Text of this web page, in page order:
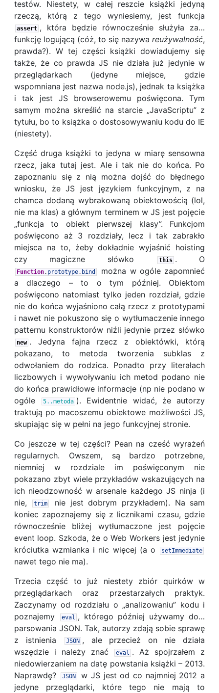
testów. Niestety, w całej reszcie książki jedyną
rzeczą, którą z tego wyniesiemy, jest funkcja
assert , która będzie równocześnie służyła za…
funkcję logującą (cóż, to się nazywareużywalność,
prawda?). W tej części książki dowiadujemy się
także, że co prawda JS nie działa już jedynie w
przeglądarkach (jedyne miejsce, gdzie
wspomniana jest nazwa node.js), jednak ta książka
i tak jest JS browserowemu poświęcona. Tym
samym można skreślić na starcie „JavaScriptu” z
tytułu, bo to książka o dostosowywaniu kodu do IE
(niestety).
Część druga książki to jedyna w miarę sensowna
rzecz, jaka tutaj jest. Ale i tak nie do końca. Po
zapoznaniu się z nią można dojść do błędnego
wniosku, że JS jest językiem funkcyjnym, z na
chamca dodaną wybrakowaną obiektowością (lol,
nie ma klas) a głównym terminem w JS jest pojęcie
„funkcja to obiekt pierwszej klasy”. Funkcjom
poświęcono aż 3 rozdziały, lecz i tak zabrakło
miejsca na to, żeby dokładnie wyjaśnić hoisting
czy magiczne słówko
this . O
Function. prototype. bind
można w ogóle zapomnieć
a dlaczego – to o tym później. Obiektom
poświęcono natomiast tylko jeden rozdział, gdzie
nie do końca wyjaśniono całą rzecz z prototypami
i nawet nie pokuszono się o wytłumaczenie innego
patternu konstruktorów niźli jedynie przez słówko
new . Jedyna fajna rzecz z obiektówki, którą
pokazano, to metoda tworzenia subklas z
odwołaniem do rodzica. Ponadto przy literałach
liczbowych i wywoływaniu ich metod podano nie
do końca prawidłowe informacje (np nie podano w
ogóle
5..metoda ). Ewidentnie widać, że autorzy
traktują po macoszemu obiektowe możliwości JS,
skupiając się w pełni na jego funkcyjnej stronie.
Co jeszcze w tej części? Pean na cześć wyrażeń
regularnych. Owszem, są bardzo potrzebne,
niemniej w rozdziale im poświęconym nie
pokazano zbyt wiele przykładów wskazujących na
ich nieodzowność w arsenale każdego JS ninja (i
nie,
trim
nie jest dobrym przykładem). Na sam
koniec zapoznajemy się z licznikami czasu, gdzie
równocześnie bliżej wytłumaczone jest pojęcie
event loop. Szkoda, że o Web Workers jest jedynie
króciutka wzmianka i nic więcej (a o
setImmediate
nawet tego nie ma).
Trzecia część to już niestety zbiór quirków w
przeglądarkach oraz przestarzałych praktyk.
Zaczynamy od rozdziału o „analizowaniu” kodu i
poznajemy
eval , którego później używamy do…
parsowania JSON. Tak, autorzy zdają sobie sprawę
z istnienia
JSON , ale przecież on nie działa
wszędzie i należy znać
eval . Aż spojrzałem z
niedowierzaniem na datę powstania książki – 2013.
Naprawdę?
JSON
w JS jest od co najmniej 2012 a
jedyne przeglądarki, które tego nie mają to